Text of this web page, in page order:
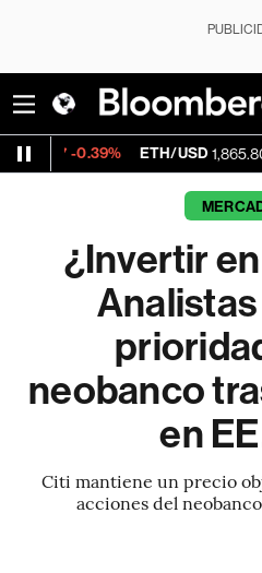
ETH/USD 1,865.80 -0.51%
¿Invertir
neobanco
en
Citi mantiene un precio
acciones del